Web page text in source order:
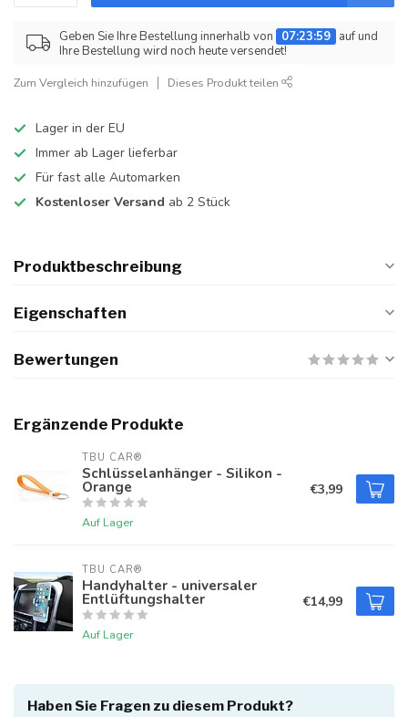
Geben Sie Ihre Bestellung innerhalb von 07:23:59 auf und
Ihre Bestellung wird noch heute versendet!
Zum Vergleich hinzufügen Dieses Produkt teilen
Lager in der EU
Immer ab Lager lieferbar
Für fast alle Automarken
Kostenloser Versand ab 2 Stück
Produktbeschreibung
Eigenschaften
Bewertungen
Ergänzende Produkte
TBU CAR®
Schlüsselanhänger - Silikon -
Orange
Auf Lager
€3,99
TBU CAR®
Handyhalter - universaler
Entlüftungshalter
Auf Lager
€14,99
Haben Sie Fragen zu diesem Produkt?